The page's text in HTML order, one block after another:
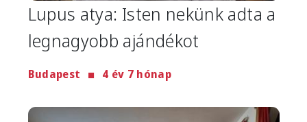
Lupus atya: Isten nekünk adta a
legnagyobb ajándékot
Budapest 4 év 7 hónap
Image